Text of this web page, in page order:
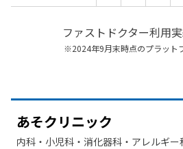
ファストドクター利用
※2024年9月末時点のプラット
あそクリニック
内科・​小児科・​消化器科・​アレルギ